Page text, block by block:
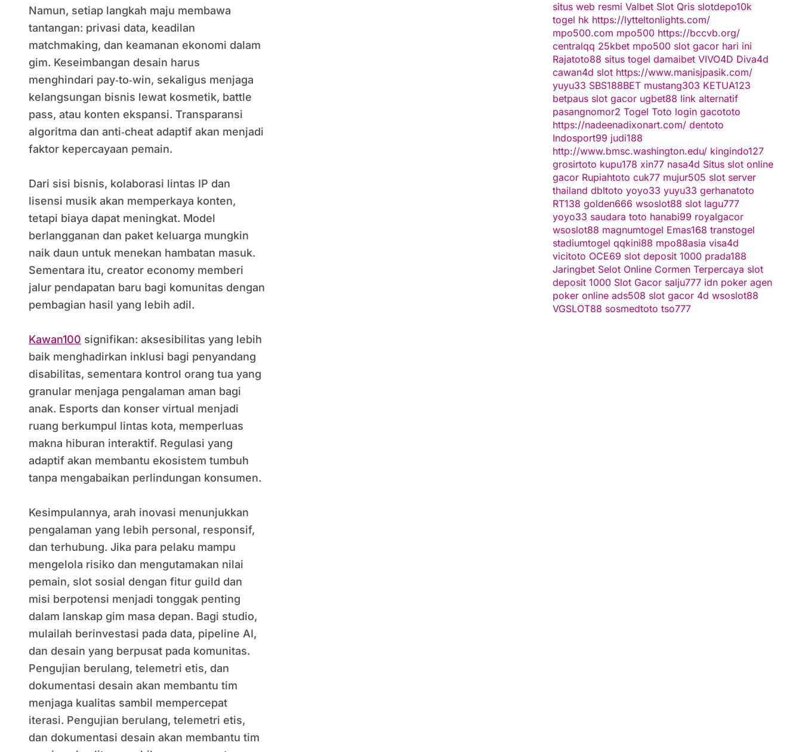
Namun, setiap langkah maju membawa
tantangan: privasi data, keadilan
matchmaking, dan keamanan ekonomi dalam
gim. Keseimbangan desain harus
menghindari pay‑to‑win, sekaligus menjaga
kelangsungan bisnis lewat kosmetik, battle
pass, atau konten ekspansi. Transparansi
algoritma dan anti‑cheat adaptif akan menjadi
faktor kepercayaan pemain.
Dari sisi bisnis, kolaborasi lintas IP dan
lisensi musik akan memperkaya konten,
tetapi biaya dapat meningkat. Model
berlangganan dan paket keluarga mungkin
naik daun untuk menekan hambatan masuk.
Sementara itu, creator economy memberi
jalur pendapatan baru bagi komunitas dengan
pembagian hasil yang lebih adil.
Kawan100 signifikan: aksesibilitas yang lebih
baik menghadirkan inklusi bagi penyandang
disabilitas, sementara kontrol orang tua yang
granular menjaga pengalaman aman bagi
anak. Esports dan konser virtual menjadi
ruang berkumpul lintas kota, memperluas
makna hiburan interaktif. Regulasi yang
adaptif akan membantu ekosistem tumbuh
tanpa mengabaikan perlindungan konsumen.
Kesimpulannya, arah inovasi menunjukkan
pengalaman yang lebih personal, responsif,
dan terhubung. Jika para pelaku mampu
mengelola risiko dan mengutamakan nilai
pemain, slot sosial dengan fitur guild dan
misi berpotensi menjadi tonggak penting
dalam lanskap gim masa depan. Bagi studio,
mulailah berinvestasi pada data, pipeline AI,
dan desain yang berpusat pada komunitas.
Pengujian berulang, telemetri etis, dan
dokumentasi desain akan membantu tim
menjaga kualitas sambil mempercepat
iterasi. Pengujian berulang, telemetri etis,
dan dokumentasi desain akan membantu tim
situs web resmi Valbet Slot Qris slotdepo10k
togel hk https://lytteltonlights.com/
mpo500.com mpo500 https://bccvb.org/
centralqq 25kbet mpo500 slot gacor hari ini
Rajatoto88 situs togel damaibet VIVO4D Diva4d
cawan4d slot https://www.manisjpasik.com/
yuyu33 SBS188BET mustang303 KETUA123
betpaus slot gacor ugbet88 link alternatif
pasangnomor2 Togel Toto login gacototo
https://nadeenadixonart.com/ dentoto
Indosport99 judi188
http://www.bmsc.washington.edu/ kingindo127
grosirtoto kupu178 xin77 nasa4d Situs slot online
gacor Rupiahtoto cuk77 mujur505 slot server
thailand dbltoto yoyo33 yuyu33 gerhanatoto
RT138 golden666 wsoslot88 slot lagu777
yoyo33 saudara toto hanabi99 royalgacor
wsoslot88 magnumtogel Emas168 transtogel
stadiumtogel qqkini88 mpo88asia visa4d
vicitoto OCE69 slot deposit 1000 prada188
Jaringbet Selot Online Cormen Terpercaya slot
deposit 1000 Slot Gacor salju777 idn poker agen
poker online ads508 slot gacor 4d wsoslot88
VGSLOT88 sosmedtoto tso777